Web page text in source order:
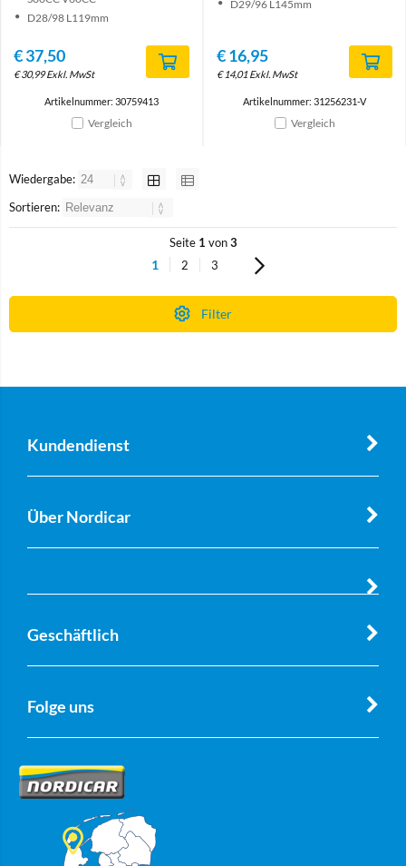
D28/98 L119mm
€37,50
€30,99 Exkl. MwSt
Artikelnummer: 30759413
Vergleich
D29/96 L145mm
€16,95
€14,01 Exkl. MwSt
Artikelnummer: 31256231-V
Vergleich
Wiedergabe:
Sortieren:
Seite 1 von3
1 2 3
Filter
Kundendienst
Über Nordicar
Geschäftlich
Folge uns